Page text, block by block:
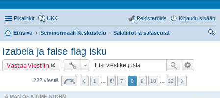
Pikalinkit UKK Kirjaudu sisään
Rekisteröidy
Etusivu Seminormaali Keskustelu
Salaliitot ja salaseurat
Izabela ja false flag isku
Vastaa Viestiin
222 viestiä 1 6 7 8 9 10 12
A MAN OF A TIME STORM